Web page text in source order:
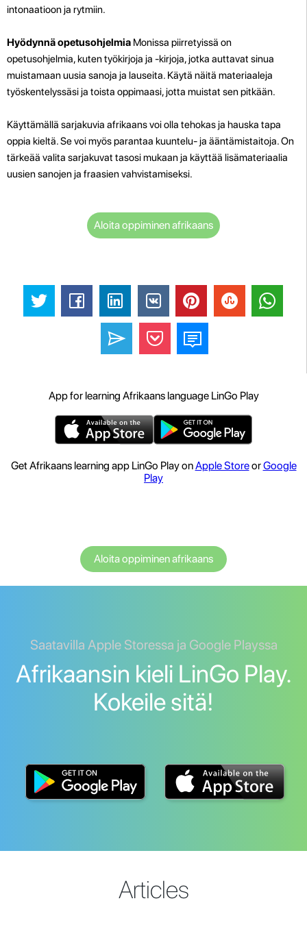
intonaatioon ja rytmiin.
Hyödynnä opetusohjelmia Monissa piirretyissä on
opetusohjelmia, kuten työkirjoja ja -kirjoja, jotka auttavat sinua
muistamaan uusia sanoja ja lauseita. Käytä näitä materiaaleja
työskentelyssäsi ja toista oppimaasi, jotta muistat sen pitkään.
Käyttämällä sarjakuvia afrikaans voi olla tehokas ja hauska tapa
oppia kieltä. Se voi myös parantaa kuuntelu- ja ääntämistaitoja. On
tärkeää valita sarjakuvat tasosi mukaan ja käyttää lisämateriaalia
uusien sanojen ja fraasien vahvistamiseksi.
Aloita oppiminen afrikaans
App for learning Afrikaans language LinGo Play
Get Afrikaans learning app LinGo Play onApple StoreorGoogle
Play
Aloita oppiminen afrikaans
Saatavilla Apple Storessa ja Google Playssa
Afrikaansin kieli LinGo Play.
Kokeile sitä!
Articles